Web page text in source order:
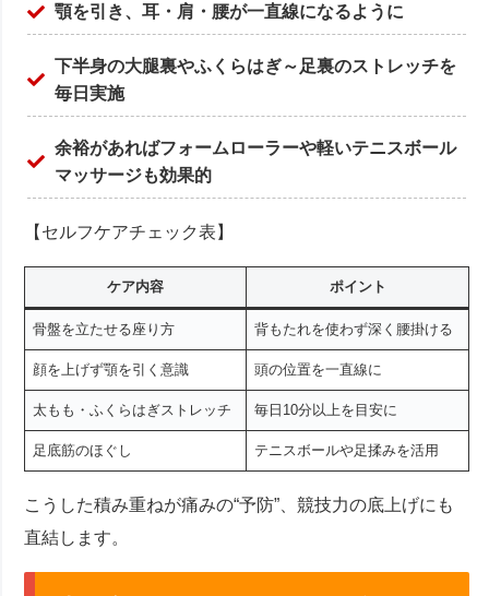
顎を引き、耳・肩・腰が一直線になるように
下半身の大腿裏やふくらはぎ～足裏のストレッチを
毎日実施
余裕があればフォームローラーや軽いテニスボール
マッサージも効果的
【セルフケアチェック表】
ケア内容 ポイント
骨盤を立たせる座り方 背もたれを使わず深く腰掛ける
顔を上げず顎を引く意識 頭の位置を一直線に
太もも・ふくらはぎストレッチ 毎日10分以上を目安に
足底筋のほぐし テニスボールや足揉みを活用
こうした積み重ねが痛みの“予防”、競技力の底上げにも
直結します。